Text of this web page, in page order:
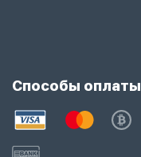
Способы оплаты